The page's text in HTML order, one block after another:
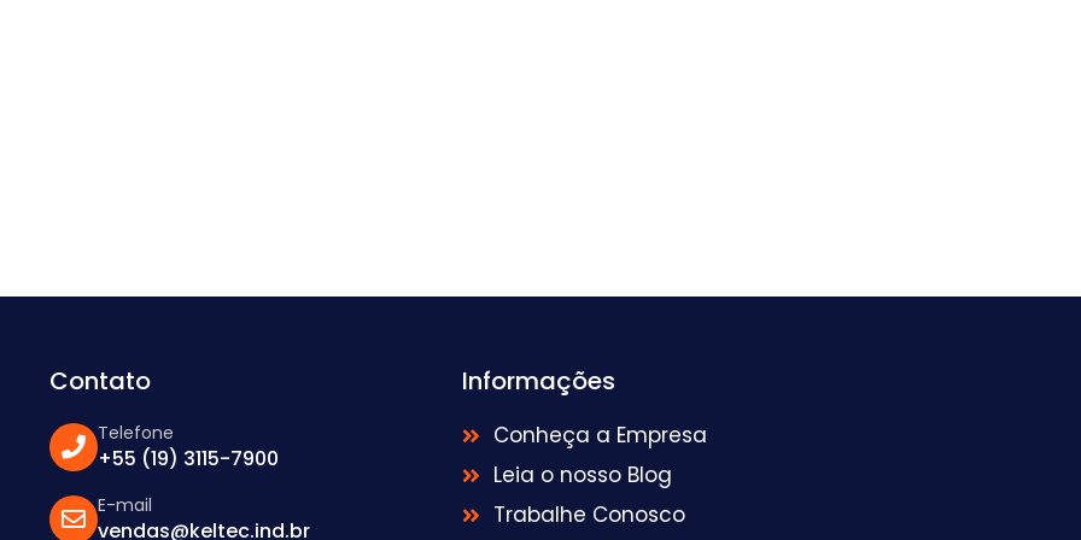
Contato
Telefone
+55 (19) 3115-7900
E-mail
vendas@keltec.ind.br
Informações
Conheça a Empresa
Leia o nosso Blog
Trabalhe Conosco